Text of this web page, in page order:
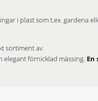
i plast som t.ex. gardena
sortiment av
elegant förnicklad mässing. En